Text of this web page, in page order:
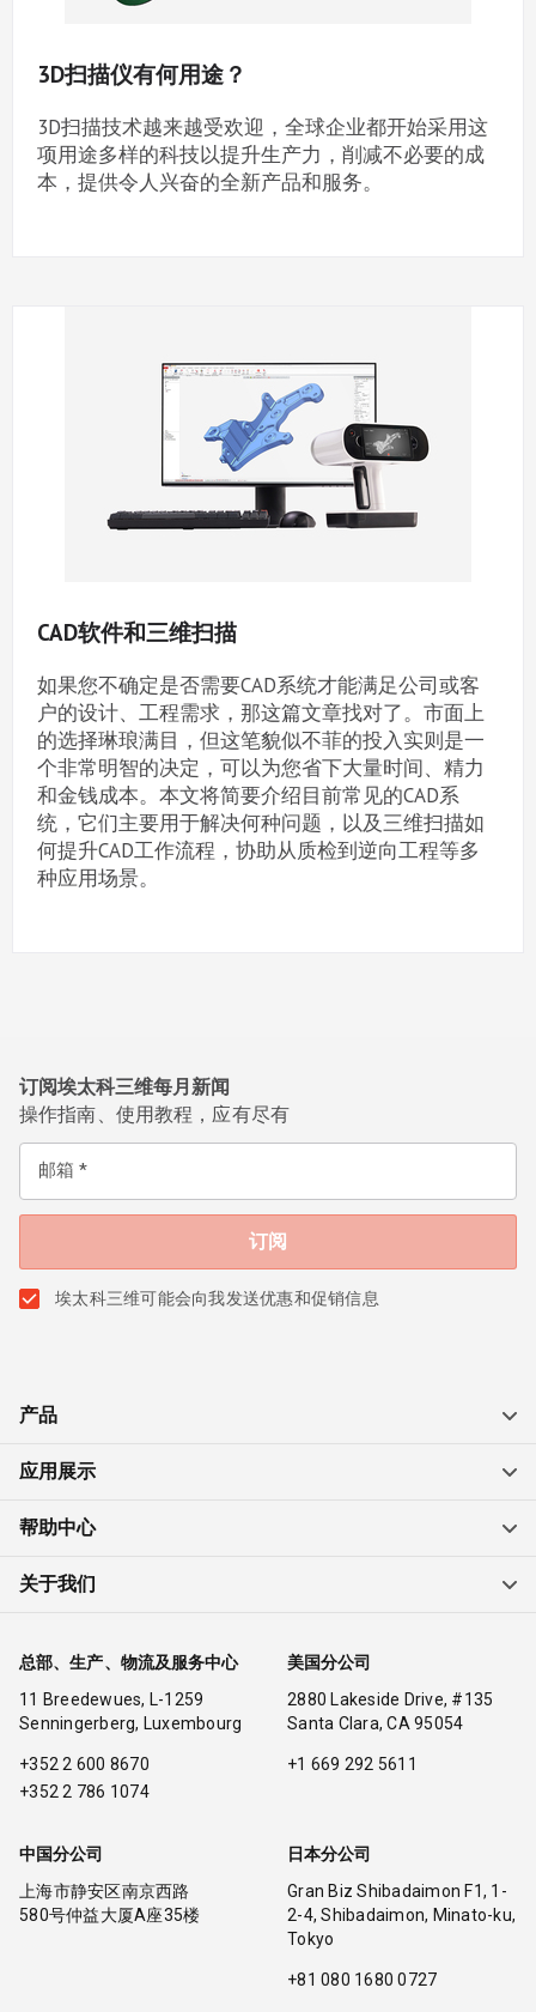
3D扫描仪有何用途？
3D扫描技术越来越受欢迎，全球企业都开始采用这
项用途多样的科技以提升生产力，削减不必要的成
本，提供令人兴奋的全新产品和服务。
CAD软件和三维扫描
如果您不确定是否需要CAD系统才能满足公司或客
户的设计、工程需求，那这篇文章找对了。市面上
的选择琳琅满目，但这笔貌似不菲的投入实则是一
个非常明智的决定，可以为您省下大量时间、精力
和金钱成本。本文将简要介绍目前常见的CAD系
统，它们主要用于解决何种问题，以及三维扫描如
何提升CAD工作流程，协助从质检到逆向工程等多
种应用场景。
订阅埃太科三维每月新闻
操作指南、使用教程，应有尽有
邮箱
埃太科三维可能会向我发送优惠和促销信息
产品
应用展示
帮助中心
关于我们
总部、生产、物流及服务中心
11 Breedewues, L-1259
Senningerberg, Luxembourg
+352 2 600 8670
+352 2 786 1074
美国分公司
2880 Lakeside Drive, #135
Santa Clara, CA 95054
+1 669 292 5611
中国分公司
上海市静安区南京西路
580号仲益大厦A座35楼
日本分公司
Gran Biz Shibadaimon F1, 1-
2-4, Shibadaimon, Minato-ku,
Tokyo
+81 080 1680 0727